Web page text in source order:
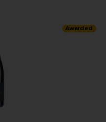
Awarded